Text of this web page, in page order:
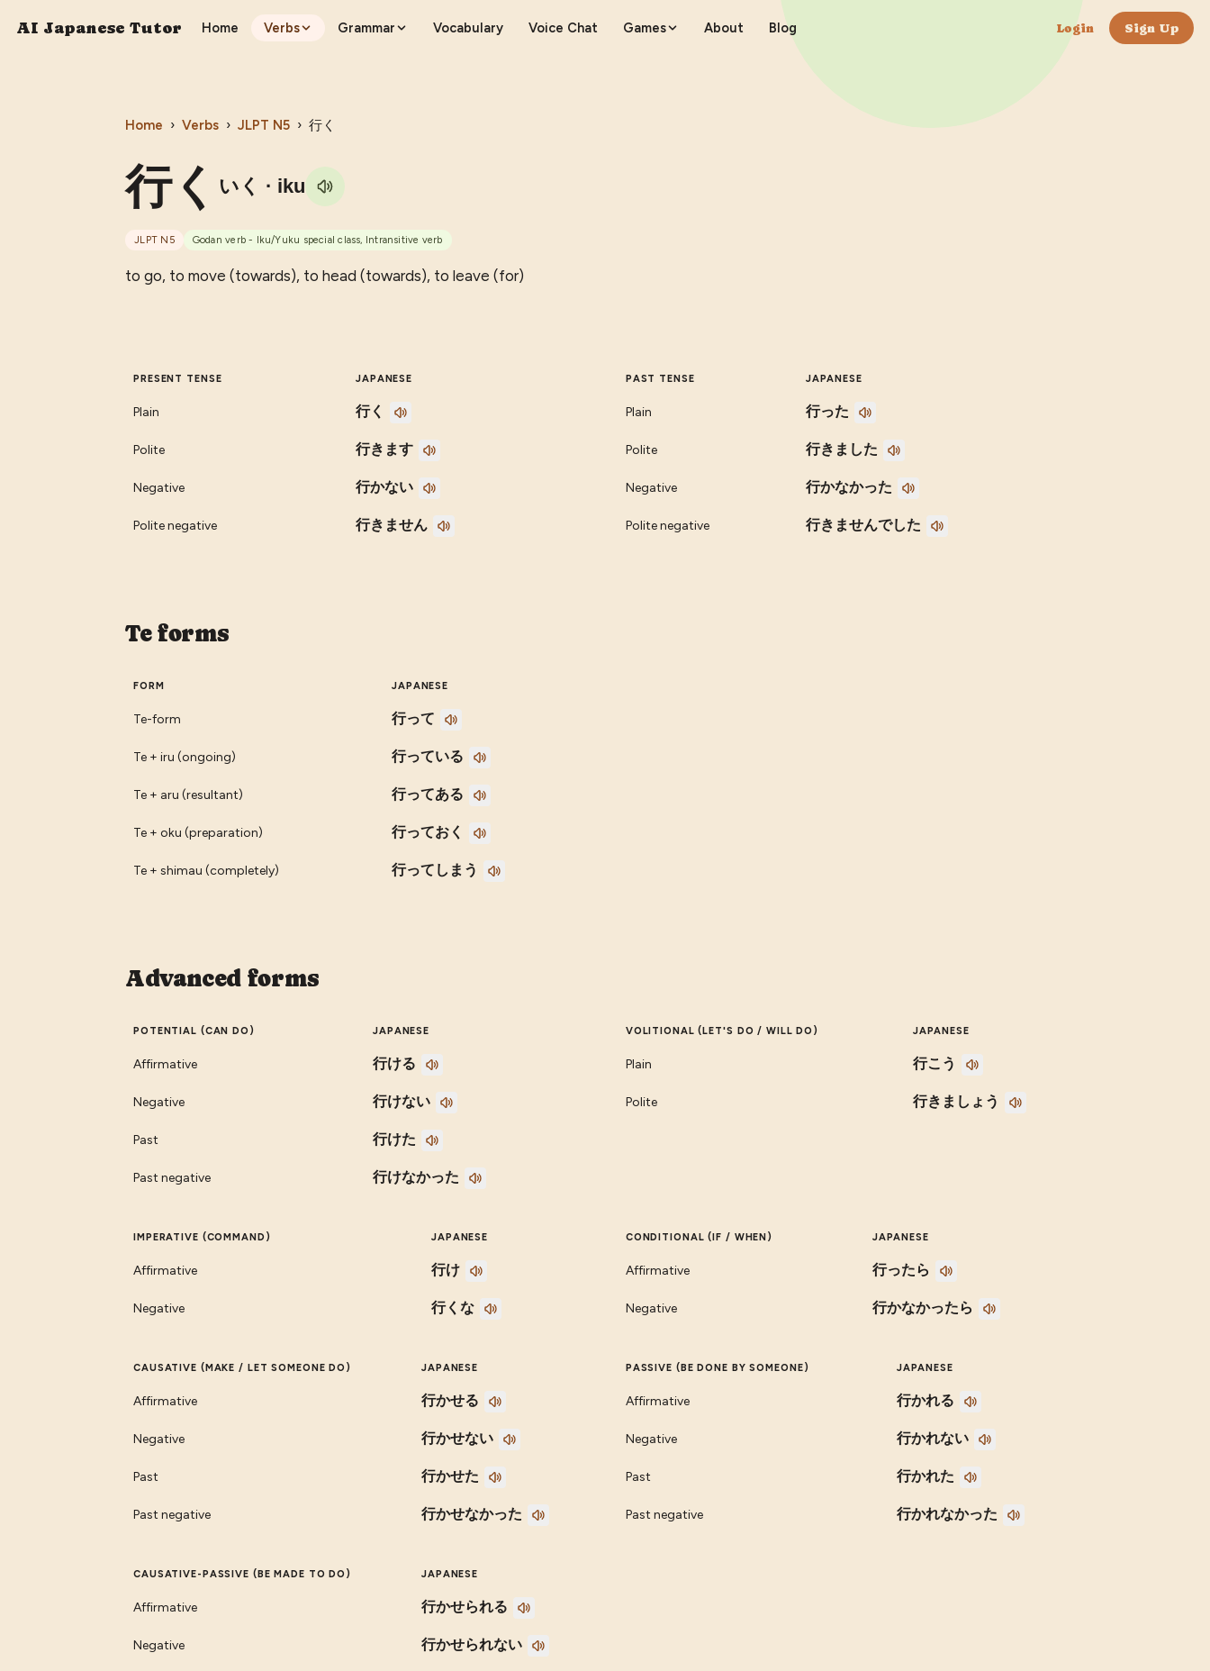
AI Japanese Tutor Home Verbs Grammar Vocabulary Voice Chat Games About Blog Login Sign Up
Home › Verbs › JLPT N5 › 行く
行く いく · iku
JLPT N5 Godan verb - Iku/Yuku special class, Intransitive verb
to go, to move (towards), to head (towards), to leave (for)
PRESENT TENSE JAPANESE
Plain 行く
Polite 行きます
Negative 行かない
Polite negative 行きません
PAST TENSE JAPANESE
Plain 行った
Polite 行きました
Negative 行かなかった
Polite negative 行きませんでした
Te forms
FORM JAPANESE
Te-form 行って
Te + iru (ongoing) 行っている
Te + aru (resultant) 行ってある
Te + oku (preparation) 行っておく
Te + shimau (completely) 行ってしまう
Advanced forms
POTENTIAL (CAN DO) JAPANESE
Affirmative 行ける
Negative 行けない
Past 行けた
Past negative 行けなかった
VOLITIONAL (LET'S DO / WILL DO) JAPANESE
Plain 行こう
Polite 行きましょう
IMPERATIVE (COMMAND) JAPANESE
Affirmative 行け
Negative 行くな
CONDITIONAL (IF / WHEN) JAPANESE
Affirmative 行ったら
Negative 行かなかったら
CAUSATIVE (MAKE / LET SOMEONE DO) JAPANESE
Affirmative 行かせる
Negative 行かせない
Past 行かせた
Past negative 行かせなかった
PASSIVE (BE DONE BY SOMEONE) JAPANESE
Affirmative 行かれる
Negative 行かれない
Past 行かれた
Past negative 行かれなかった
CAUSATIVE-PASSIVE (BE MADE TO DO) JAPANESE
Affirmative 行かせられる
Negative 行かせられない